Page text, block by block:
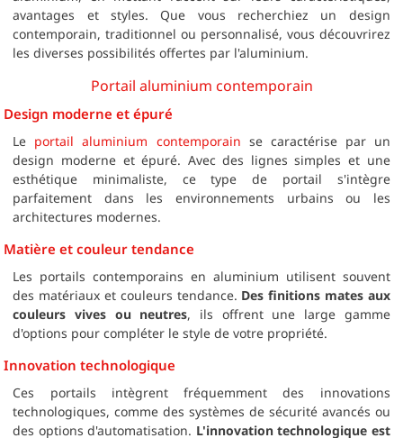
avantages et styles. Que vous recherchiez un design
contemporain, traditionnel ou personnalisé, vous découvrirez
les diverses possibilités offertes par l'aluminium.
Portail aluminium contemporain
Design moderne et épuré
Le portail aluminium contemporain se caractérise par un
design moderne et épuré. Avec des lignes simples et une
esthétique minimaliste, ce type de portail s'intègre
parfaitement dans les environnements urbains ou les
architectures modernes.
Matière et couleur tendance
Les portails contemporains en aluminium utilisent souvent
des matériaux et couleurs tendance. Des finitions mates aux
couleurs vives ou neutres, ils offrent une large gamme
d'options pour compléter le style de votre propriété.
Innovation technologique
Ces portails intègrent fréquemment des innovations
technologiques, comme des systèmes de sécurité avancés ou
des options d'automatisation. L'innovation technologique est